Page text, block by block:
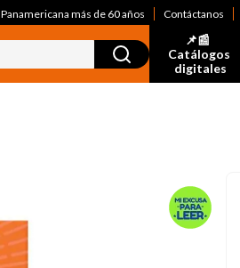
Panamericana más de 60 años Contáctanos
📌📰
Catálogos
digitales